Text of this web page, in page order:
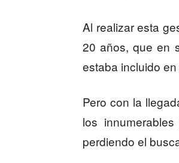
Al realizar esta
20 años, que en
estaba incluido
Pero con la
los
perdiendo el